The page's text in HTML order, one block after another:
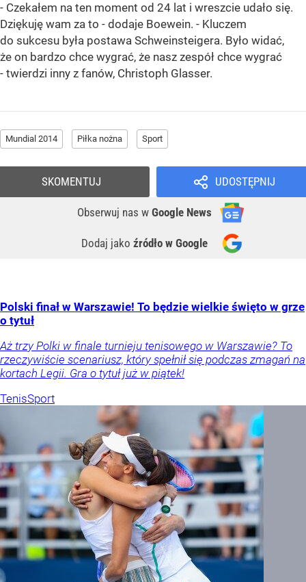
- Czekałem na ten moment od 24 lat i wreszcie udało się.
Dziękuję wam za to - dodaje Boewein. - Kluczem
do sukcesu była postawa Schweinsteigera. Było widać,
że on bardzo chce wygrać, że nasz zespół chce wygrać
- twierdzi inny z fanów, Christoph Glasser.
Mundial 2014 Piłka nożna Sport
UDOSTĘPNIJ
Obserwuj nas w Google News
Dodaj jako źródło w Google
SKOMENTUJ
Polski finał w Warszawie! To będzie wielkie święto w grze
o tytuł
Aż trzy Polki w finale turnieju tenisowego w Warszawie? To
rzeczywiście scenariusz, który spełnił się podczas zmagań na
kortach Legii. Gra o tytuł już w piątek!
TenisSport